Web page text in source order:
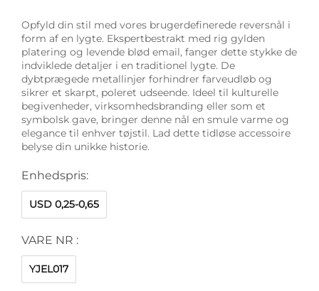
Opfyld din stil med vores brugerdefinerede reversnål i
form af en lygte. Ekspertbestrakt med rig gylden
platering og levende blød email, fanger dette stykke de
indviklede detaljer i en traditionel lygte. De
dybtprægede metallinjer forhindrer farveudløb og
sikrer et skarpt, poleret udseende. Ideel til kulturelle
begivenheder, virksomhedsbranding eller som et
symbolsk gave, bringer denne nål en smule varme og
elegance til enhver tøjstil. Lad dette tidløse accessoire
belyse din unikke historie.
Enhedspris:
USD 0,25-0,65
VARE NR :
YJEL017